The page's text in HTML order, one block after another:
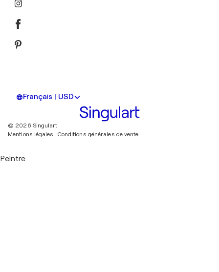
Français | USD
© 2026 Singulart
Mentions légales. Conditions générales de vente
Peintre